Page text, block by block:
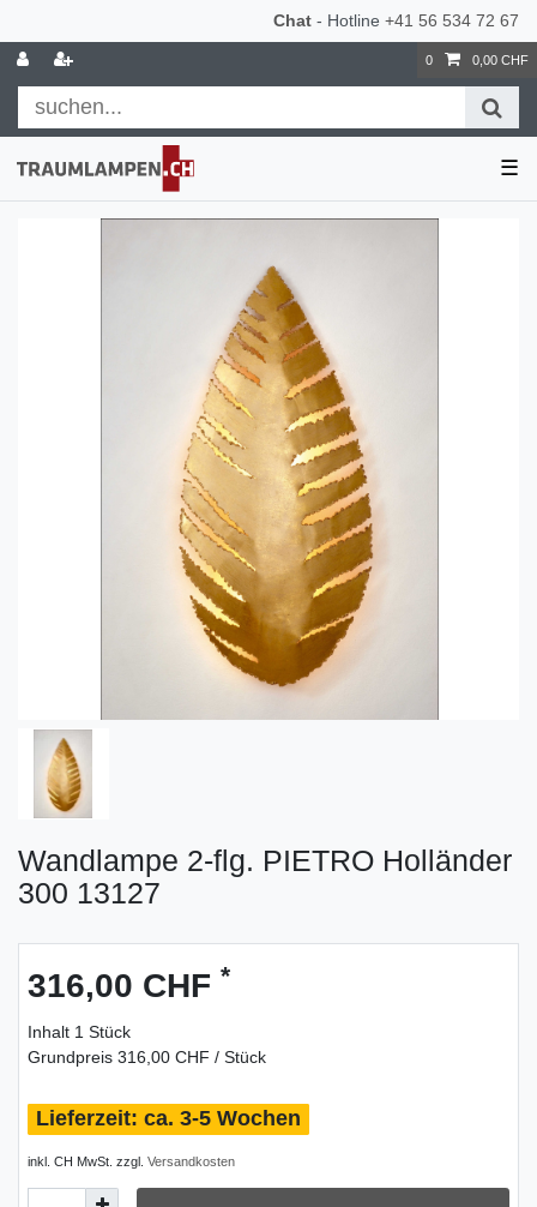
Chat - Hotline +41 56 534 72 67
0 0,00 CHF
☰
Wandlampe 2-flg. PIETRO Holländer
300 13127
316,00 CHF *
Inhalt 1 Stück
Grundpreis 316,00 CHF / Stück
ca. 3-5 Wochen
inkl. CH MwSt. zzgl. Versandkosten